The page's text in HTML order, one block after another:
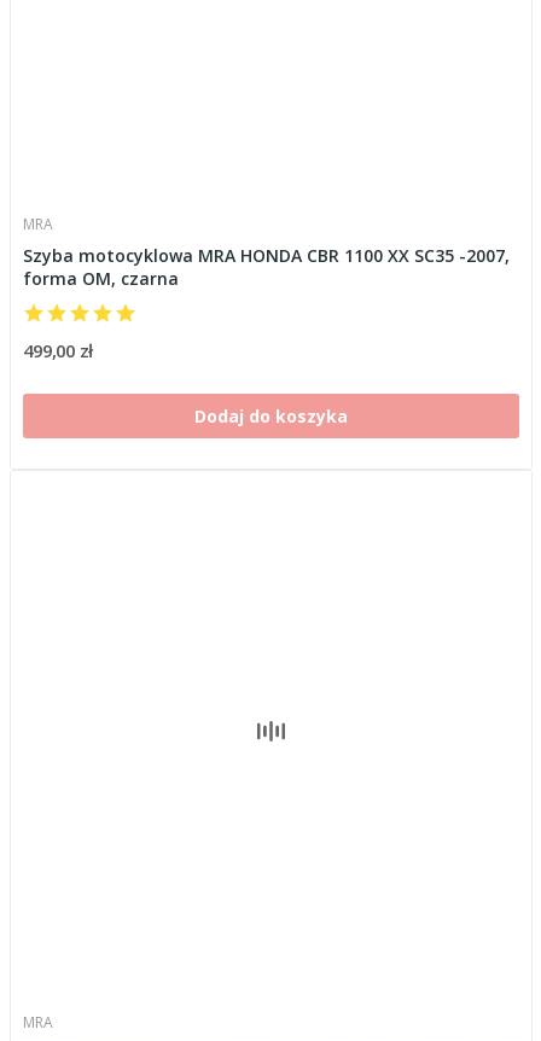
MRA
Szyba motocyklowa MRA HONDA CBR 1100 XX SC35 -2007,
forma OM, czarna
499,00 zł
Dodaj do koszyka
MRA